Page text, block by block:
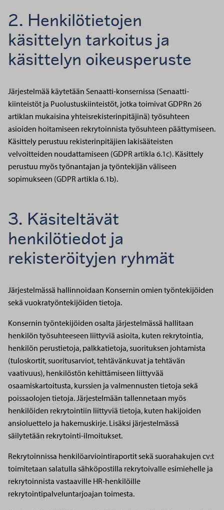
2. Henkilötietojen
käsittelyn tarkoitus ja
käsittelyn oikeusperuste
Järjestelmää käytetään Senaatti-konsernissa (Senaatti-
kiinteistöt ja Puolustuskiinteistöt, jotka toimivat GDPRn 26
artiklan mukaisina yhteisrekisterinpitäjinä) työsuhteen
asioiden hoitamiseen rekrytoinnista työsuhteen päättymiseen.
Käsittely perustuu rekisterinpitäjien lakisääteisten
velvoitteiden noudattamiseen (GDPR artikla 6.1c). Käsittely
perustuu myös työnantajan ja työntekijän väliseen
sopimukseen (GDPR artikla 6.1b).
3. Käsiteltävät
henkilötiedot ja
rekisteröityjen ryhmät
Järjestelmässä hallinnoidaan Konsernin omien työntekijöiden
sekä vuokratyöntekijöiden tietoja.
Konsernin työntekijöiden osalta järjestelmässä hallitaan
henkilön työsuhteeseen liittyviä asioita, kuten rekrytointia,
henkilön perustietoja, palkkatietoja, suorituksen johtamista
(tuloskortit, suoritusarviot, tehtävänkuvat ja tehtävän
vaativuus), henkilöstön kehittämiseen liittyvää
osaamiskartoitusta, kurssien ja valmennusten tietoja sekä
poissaolojen tietoja. Järjestelmään tallennetaan myös
henkilöiden rekrytointiin liittyviä tietoja, kuten hakijoiden
ansioluettelo ja hakemuskirje. Lisäksi järjestelmässä
säilytetään rekrytointi-ilmoitukset.
Rekrytoinnissa henkilöarviointiraportit sekä suorahakujen cv:t
toimitetaan salatulla sähköpostilla rekrytoivalle esimiehelle ja
rekrytoinnista vastaaville HR-henkilöille
rekrytointipalveluntarjoajan toimesta.